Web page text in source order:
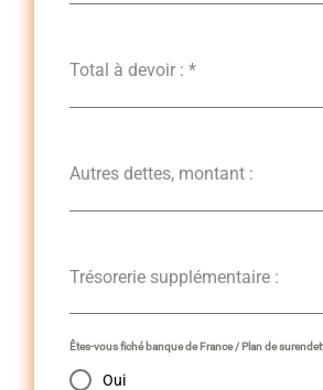
Total à devoir :*
Autres dettes, montant :
Trésorerie supplémentaire :
Êtes-vous fiché banque de France / Plan de
Oui